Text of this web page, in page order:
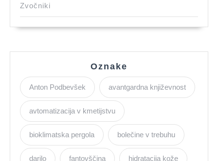
Zvočniki
Oznake
Anton Podbevšek avantgardna književnost
avtomatizacija v kmetijstvu
bioklimatska pergola bolečine v trebuhu
darilo fantovščina hidratacija kože